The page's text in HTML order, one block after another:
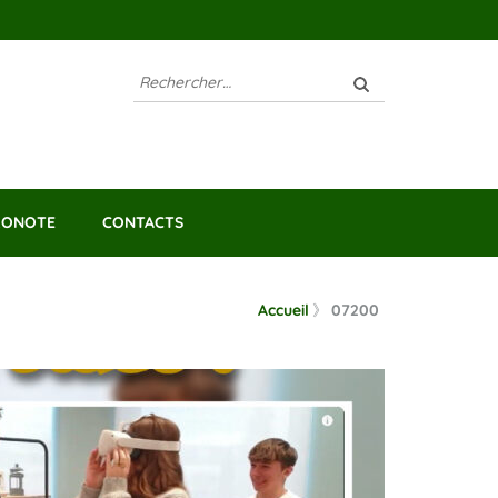
Rechercher :
CONTACTS
Accueil 》 07200